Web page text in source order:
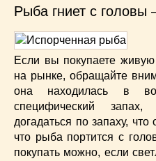
Рыба гниет с головы
Если вы покупаете
на рынке, обращайте
она находилась в
специфический запах,
догадаться по запаху,
что рыба портится с
покупать можно, если